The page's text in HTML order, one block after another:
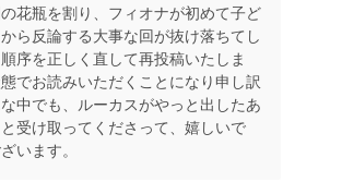
花瓶を割り、フィオナが初めて子ど
ら反論する大事な回が抜け落ちてし
序を正しく直して再投稿いたしま
でお読みいただくことになり申し訳
中でも、ルーカスがやっと出したあ
受け取ってくださって、嬉しいで
います。